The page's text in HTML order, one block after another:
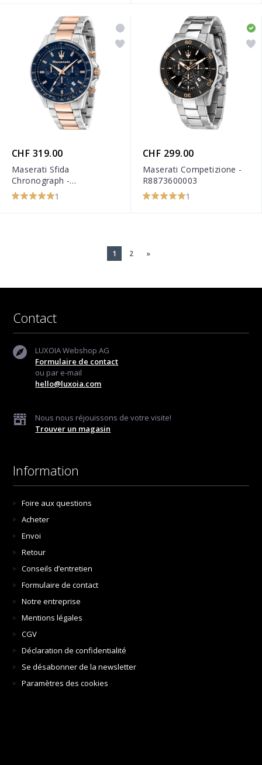
CHF 319.00
Maserati Sfida
Chronograph -
R8873640022
1
CHF 299.00
Maserati Competizione -
R8873600003
1
1 2 »
Contact
LUXOIA Webshop AG
Formulaire de contact
ou par e-mail
hello@luxoia.com
Nous nous réjouissons de votre visite!
Trouver un magasin
Information
Foire aux questions
Acheter
Envoi
Retour
Conseils d’entretien
Formulaire de contact
Notre entreprise
Mentions légales
CGV
Déclaration de confidentialité
Se désabonner de la newsletter
Paramètres des cookies